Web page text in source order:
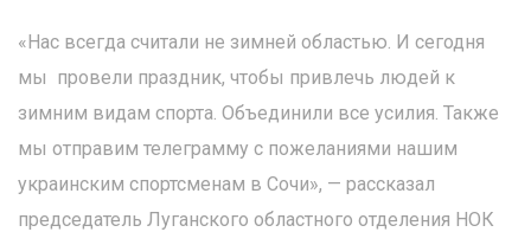
«Нас всегда считали не зимней областью. И сегодня
мы провели праздник, чтобы привлечь людей к
зимним видам спорта. Объединили все усилия. Также
мы отправим телеграмму с пожеланиями нашим
украинским спортсменам в Сочи», — рассказал
председатель Луганского областного отделения НОК